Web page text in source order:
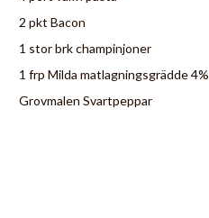
2 pkt Bacon
1 stor brk champinjoner
1 frp Milda matlagningsgrädde 4%
Grovmalen Svartpeppar